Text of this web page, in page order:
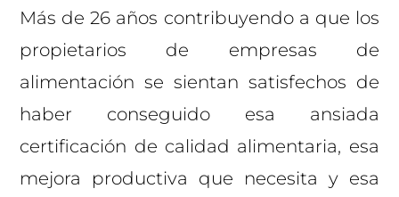
Más de 26 años contribuyendo a que los
propietarios de empresas de
alimentación se sientan satisfechos de
haber conseguido esa ansiada
certificación de calidad alimentaria, esa
mejora productiva que necesita y esa